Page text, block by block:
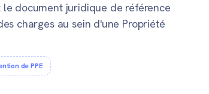
le document juridique de référence
charges au sein d'une Propriété
de PPE